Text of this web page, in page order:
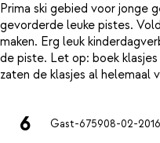
Prima ski gebied voor jonge
gevorderde leuke pistes.
maken. Erg leuk
de piste. Let op: boek
6 Gast-675908-02-2016